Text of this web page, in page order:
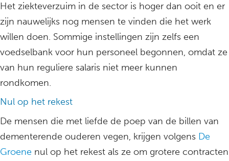
Het ziekteverzuim in de sector is hoger dan ooit en er
zijn nauwelijks nog mensen te vinden die het werk
willen doen. Sommige instellingen zijn zelfs een
voedselbank voor hun personeel begonnen, omdat ze
van hun reguliere salaris niet meer kunnen
rondkomen.
Nul op het rekest
De mensen die met liefde de poep van de billen van
dementerende ouderen vegen, krijgen volgens De
Groene nul op het rekest als ze om grotere contracten